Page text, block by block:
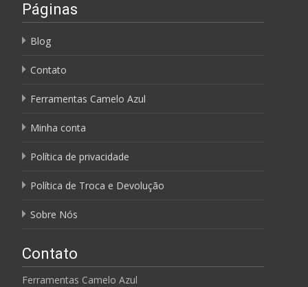
Páginas
Blog
Contato
Ferramentas Camelo Azul
Minha conta
Política de privacidade
Política de Troca e Devolução
Sobre Nós
Contato
Ferramentas Camelo Azul